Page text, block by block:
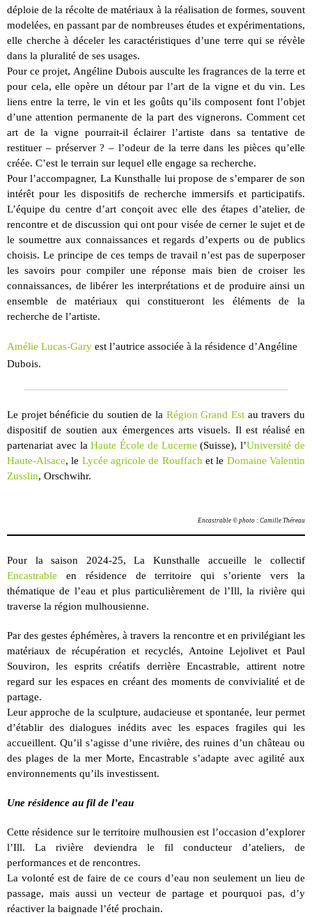
déploie de la récolte de matériaux à la réalisation de formes, souvent
modelées, en passant par de nombreuses études et expérimentations,
elle cherche à déceler les caractéristiques d’une terre qui se révèle
dans la pluralité de ses usages.
Pour ce projet, Angéline Dubois ausculte les fragrances de la terre et
pour cela, elle opère un détour par l’art de la vigne et du vin. Les
liens entre la terre, le vin et les goûts qu’ils composent font l’objet
d’une attention permanente de la part des vignerons. Comment cet
art de la vigne pourrait-il éclairer l’artiste dans sa tentative de
restituer – préserver ? – l’odeur de la terre dans les pièces qu’elle
créée. C’est le terrain sur lequel elle engage sa recherche.
Pour l’accompagner, La Kunsthalle lui propose de s’emparer de son
intérêt pour les dispositifs de recherche immersifs et participatifs.
L’équipe du centre d’art conçoit avec elle des étapes d’atelier, de
rencontre et de discussion qui ont pour visée de cerner le sujet et de
le soumettre aux connaissances et regards d’experts ou de publics
choisis. Le principe de ces temps de travail n’est pas de superposer
les savoirs pour compiler une réponse mais bien de croiser les
connaissances, de libérer les interprétations et de produire ainsi un
ensemble de matériaux qui constitueront les éléments de la
recherche de l’artiste.
Amélie Lucas-Gary est l’autrice associée à la résidence d’Angéline
Dubois.
Le projet bénéficie du soutien de la Région Grand Est au travers du
dispositif de soutien aux émergences arts visuels. Il est réalisé en
partenariat avec laHaute École de Lucerne (Suisse), l’Université de
Haute-Alsace, le Lycée agricole de Rouffach et le Domaine Valentin
Zusslin, Orschwihr.
Encastrable © photo : Camille Théreau
Pour la saison 2024-25, La Kunsthalle accueille le collectif
Encastrable en résidence de territoire qui s’oriente vers la
thématique de l’eau et plus particulièrement de l’Ill, la rivière qui
traverse la région mulhousienne.
Par des gestes éphémères, à travers la rencontre et en privilégiant les
matériaux de récupération et recyclés, Antoine Lejolivet et Paul
Souviron, les esprits créatifs derrière Encastrable, attirent notre
regard sur les espaces en créant des moments de convivialité et de
partage.
Leur approche de la sculpture, audacieuse et spontanée, leur permet
d’établir des dialogues inédits avec les espaces fragiles qui les
accueillent. Qu’il s’agisse d’une rivière, des ruines d’un château ou
des plages de la mer Morte, Encastrable s’adapte avec agilité aux
environnements qu’ils investissent.
Une résidence au fil de l’eau
Cette résidence sur le territoire mulhousien est l’occasion d’explorer
l’Ill. La rivière deviendra le fil conducteur d’ateliers, de
performances et de rencontres.
La volonté est de faire de ce cours d’eau non seulement un lieu de
passage, mais aussi un vecteur de partage et pourquoi pas, d’y
réactiver la baignade l’été prochain.